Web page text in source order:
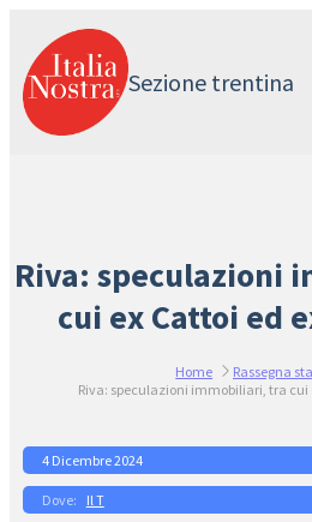
contenuto
Sezione trentina
Riva: speculazioni
cui ex Cattoi ed
Home
Rassegna
Riva: speculazioni immobiliari, tra cui
4 Dicembre 2024
Il T